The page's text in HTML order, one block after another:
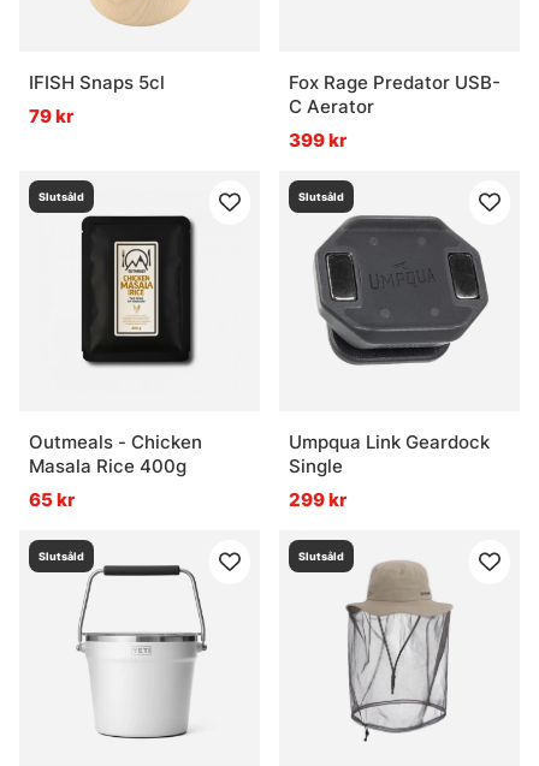
IFISH Snaps 5cl
79 kr
Fox Rage Predator USB-
C Aerator
399 kr
Slutsåld
Outmeals - Chicken
Masala Rice 400g
65 kr
Slutsåld
Umpqua Link Geardock
Single
299 kr
Slutsåld Slutsåld